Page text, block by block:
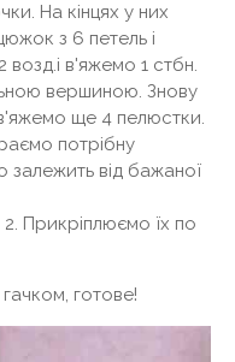
На кінцях у них
з 6 петель і
возд.і в'яжемо 1 стбн.
вершиною. Знову
в'яжемо ще 4 пелюстки.
потрібну
залежить від бажаної
2. Прикріплюємо їх по
готове!